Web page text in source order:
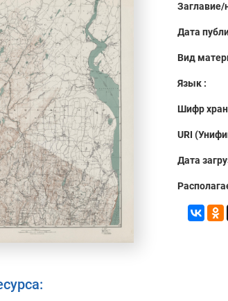
Заглавие/
Дата
Вид
Язык :
Шифр
URI
Дата